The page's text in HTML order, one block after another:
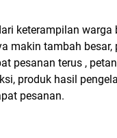
keterampilan warga
makin tambah besar,
pesanan terus ,
produk hasil
pesanan.